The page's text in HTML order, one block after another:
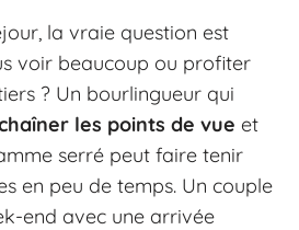
la vraie question est
voir beaucoup ou profiter
? Un bourlingueur qui
les points de vue et
serré peut faire tenir
en peu de temps. Un couple
end avec une arrivée